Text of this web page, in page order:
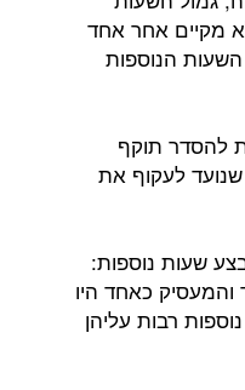
מקיים אחר אחד
הנוספות
להסדר תוקף
שנועד לעקוף את
שעות נוספות:
כאחד היו
רבות עליהן